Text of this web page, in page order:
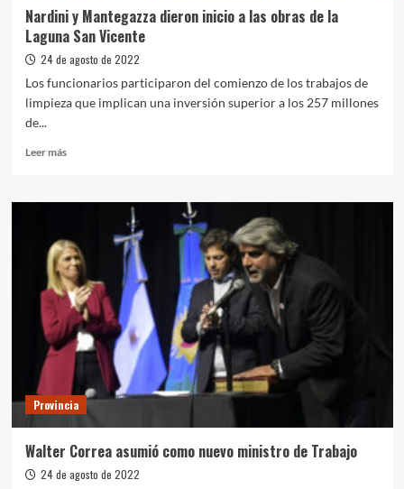
Nardini y Mantegazza dieron inicio a las obras de la
Laguna San Vicente
24 de agosto de 2022
Los funcionarios participaron del comienzo de los trabajos de
limpieza que implican una inversión superior a los 257 millones
de...
Leer másLeer
Nardini
Mantegazza
dieron
inicio
a
las
obras
de
Laguna
San
Vicente
Provincia
Walter Correa asumió como nuevo ministro de Trabajo
24 de agosto de 2022